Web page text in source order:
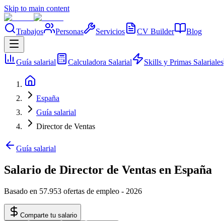
Skip to main content
Trabajos Personas Servicios CV Builder Blog
Guía salarial Calculadora Salarial Skills y Primas Salariales
España
Guía salarial
Director de Ventas
Guía salarial
Salario de Director de Ventas en España
Basado en 57.953 ofertas de empleo - 2026
Comparte tu salario